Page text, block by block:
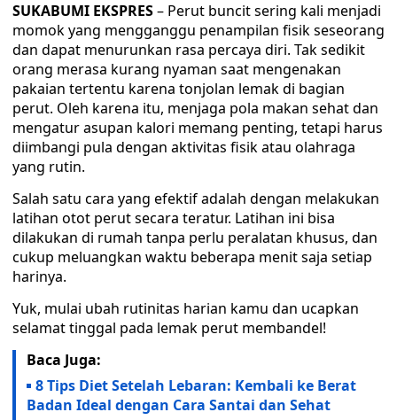
SUKABUMI EKSPRES– Perut buncit sering kali menjadi
momok yang mengganggu penampilan fisik seseorang
dan dapat menurunkan rasa percaya diri. Tak sedikit
orang merasa kurang nyaman saat mengenakan
pakaian tertentu karena tonjolan lemak di bagian
perut. Oleh karena itu, menjaga pola makan sehat dan
mengatur asupan kalori memang penting, tetapi harus
diimbangi pula dengan aktivitas fisik atau olahraga
yang rutin.
Salah satu cara yang efektif adalah dengan melakukan
latihan otot perut secara teratur. Latihan ini bisa
dilakukan di rumah tanpa perlu peralatan khusus, dan
cukup meluangkan waktu beberapa menit saja setiap
harinya.
Yuk, mulai ubah rutinitas harian kamu dan ucapkan
selamat tinggal pada lemak perut membandel!
Baca Juga:
8 Tips Diet Setelah Lebaran: Kembali ke Berat
Badan Ideal dengan Cara Santai dan Sehat